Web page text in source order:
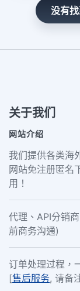
没有
关于我们
网站介绍
我们提供各类海
网站免注册匿名
用！
代理、API分销
前商务沟通)
订单处理过程，
[售后服务, 请备